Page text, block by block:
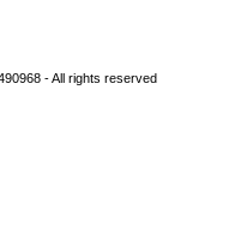
- All rights reserved